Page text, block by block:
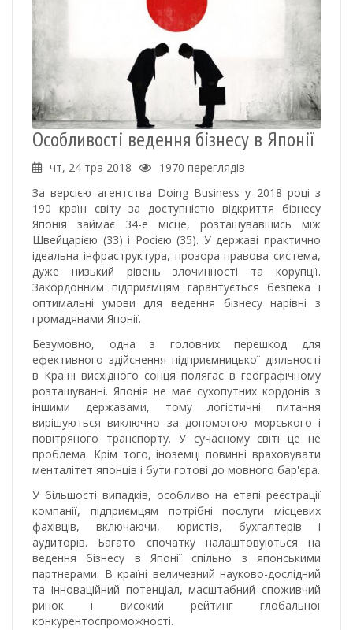
Особливості ведення бізнесу в Японії
чт, 24 тра 2018
1970 переглядів
За версією агентства Doing Business у 2018 році з
190 країн світу за доступністю відкриття бізнесу
Японія займає 34-е місце, розташувавшись між
Швейцарією (33) і Росією (35). У державі практично
ідеальна інфраструктура, прозора правова система,
дуже низький рівень злочинності та корупції.
Закордонним підприємцям гарантується безпека і
оптимальні умови для ведення бізнесу нарівні з
громадянами Японії.
Безумовно, одна з головних перешкод для
ефективного здійснення підприємницької діяльності
в Країні висхідного сонця полягає в географічному
розташуванні. Японія не має сухопутних кордонів з
іншими державами, тому логістичні питання
вирішуються виключно за допомогою морського і
повітряного транспорту. У сучасному світі це не
проблема. Крім того, іноземці повинні враховувати
менталітет японців і бути готові до мовного бар'єра.
У більшості випадків, особливо на етапі реєстрації
компанії, підприємцям потрібні послуги місцевих
фахівців, включаючи, юристів, бухгалтерів і
аудиторів. Багато спочатку налаштовуються на
ведення бізнесу в Японії спільно з японськими
партнерами. В країні величезний науково-дослідний
та інноваційний потенціал, масштабний споживчий
ринок і високий рейтинг глобальної
конкурентоспроможності.